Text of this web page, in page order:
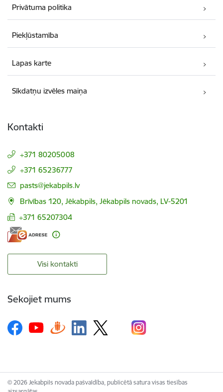
Privātuma politika
Piekļūstamība
Lapas karte
Sīkdatņu izvēles maiņa
Kontakti
+371 80205008
+371 65236777
E-pasts:
pasts@jekabpils.lv
Brīvības 120, Jēkabpils, Jēkabpils novads, LV-5201
+371 65207304
Visi kontakti
Sekojiet mums
© 2026 Jekabpils novada pašvaldība, publicētā satura visas tiesības